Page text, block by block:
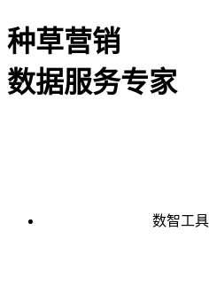
种草营销
数据服务专家
数智工具